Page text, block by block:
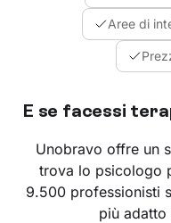
Aree di
E se facessi
Unobravo offre un
trova lo psicologo
9.500 professionisti
più